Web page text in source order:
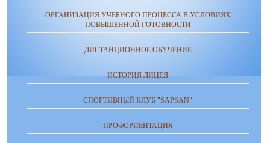
ОРГАНИЗАЦИЯ УЧЕБНОГО ПРОЦЕССА В УСЛОВИЯХ
ПОВЫШЕННОЙ ГОТОВНОСТИ
ДИСТАНЦИОННОЕ ОБУЧЕНИЕ
ИСТОРИЯ ЛИЦЕЯ
СПОРТИВНЫЙ КЛУБ "SAPSAN"
ПРОФОРИЕНТАЦИЯ